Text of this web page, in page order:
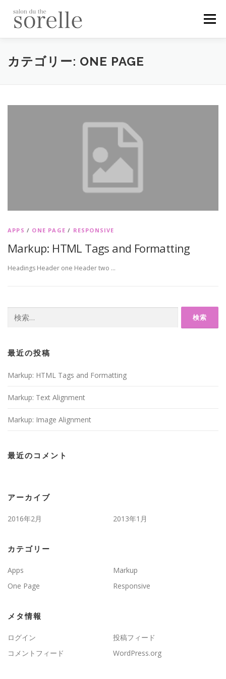
メニュー
メニュー ギャラリー スタッフ
カテゴリー: ONE PAGE
APPS / ONE PAGE / RESPONSIVE
Markup: HTML Tags and Formatting
Headings Header one Header two …
索:
最近の投稿
Markup: HTML Tags and Formatting
Markup: Text Alignment
Markup: Image Alignment
最近のコメント
アーカイブ
2016年2月 2013年1月
カテゴリー
Apps
Markup
One Page
Responsive
メタ情報
ログイン
投稿フィード
コメントフィード
WordPress.org